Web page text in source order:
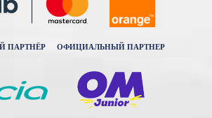
ПАРТНЁР ОФИЦИАЛЬНЫЙ ПАРТНЕР